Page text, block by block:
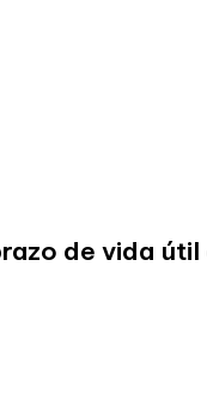
de vida útil